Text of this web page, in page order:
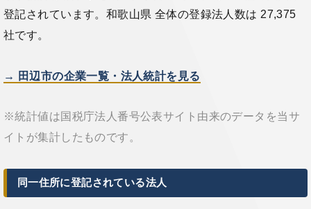
登記されています。和歌山県 全体の登録法人数は 27,375
社です。
→ 田辺市の企業一覧・法人統計を見る
※統計値は国税庁法人番号公表サイト由来のデータを当サ
イトが集計したものです。
同一住所に登記されている法人